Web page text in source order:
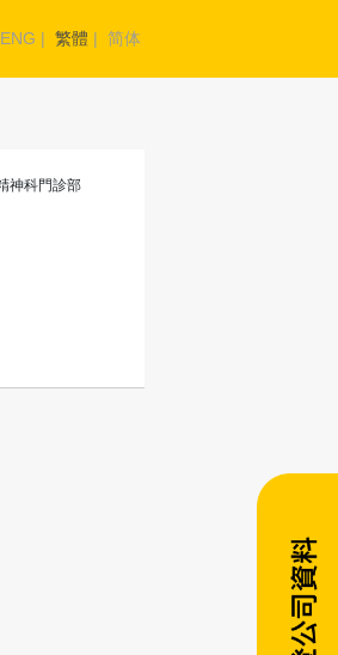
ENG | 繁體 | 简体